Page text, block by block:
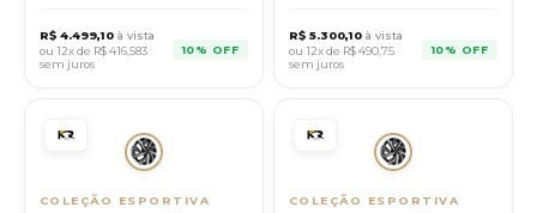
R$ 4.499,10 à vista
ou 12x de R$416,583
sem juros
10% OFF
R$ 5.300,10 à vista
ou 12x de R$490,75
sem juros
10% OFF
COLEÇÃO ESPORTIVA COLEÇÃO ESPORTIVA